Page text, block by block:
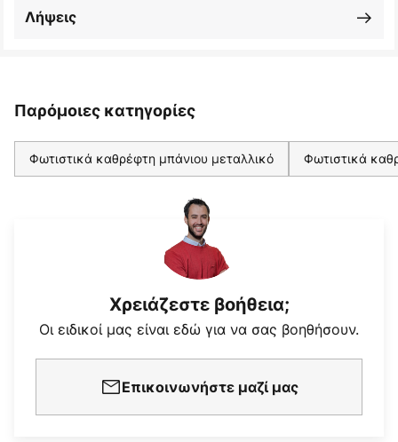
Λήψεις
Παρόμοιες κατηγορίες
Φωτιστικά καθρέφτη μπάνιου μεταλλικό Φωτιστικά
Χρειάζεστε βοήθεια;
Οι ειδικοί μας είναι εδώ για να σας βοηθήσουν.
Επικοινωνήστε μαζί μας